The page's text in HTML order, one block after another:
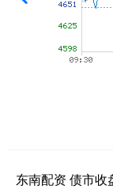
东南配资 债市